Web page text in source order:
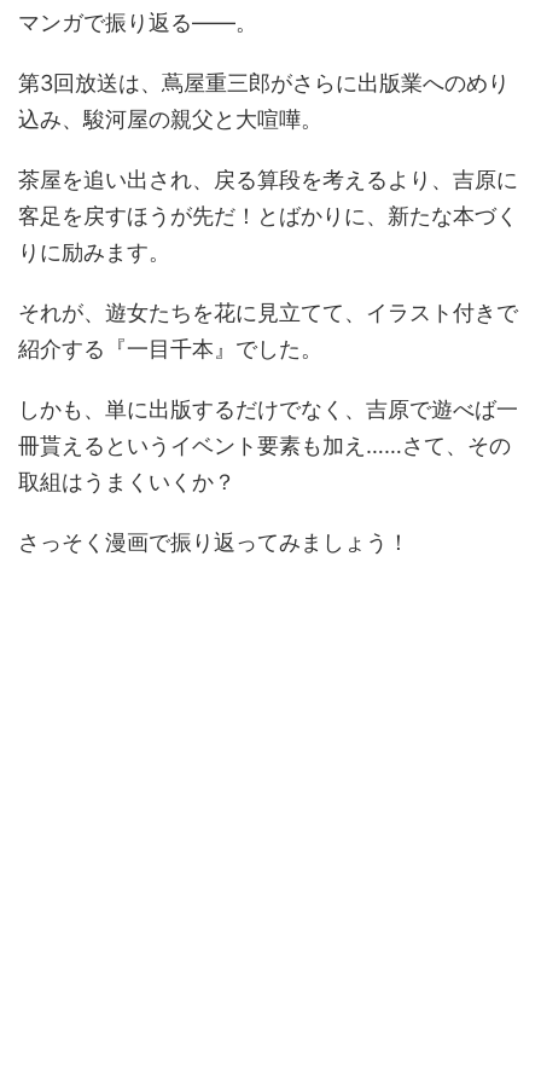
マンガで振り返る――。
第3回放送は、蔦屋重三郎がさらに出版業へのめり
込み、駿河屋の親父と大喧嘩。
茶屋を追い出され、戻る算段を考えるより、吉原に
客足を戻すほうが先だ！とばかりに、新たな本づく
りに励みます。
それが、遊女たちを花に見立てて、イラスト付きで
紹介する『一目千本』でした。
しかも、単に出版するだけでなく、吉原で遊べば一
冊貰えるというイベント要素も加え……さて、その
取組はうまくいくか？
さっそく漫画で振り返ってみましょう！